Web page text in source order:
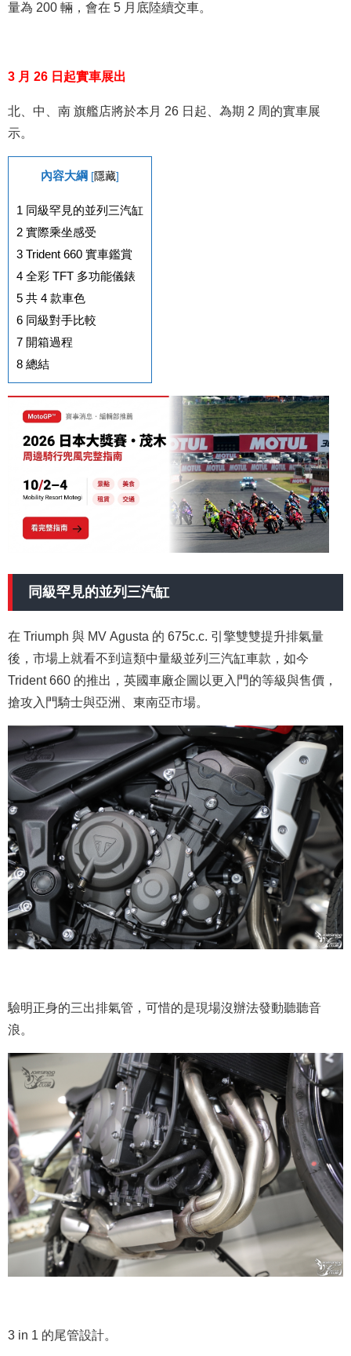
量為 200 輛，會在 5 月底陸續交車。
3 月 26 日起實車展出
北、中、南 旗艦店將於本月 26 日起、為期 2 周的實車展
示。
內容大綱 [隱藏]
1 同級罕見的並列三汽缸
2 實際乘坐感受
3 Trident 660 實車鑑賞
4 全彩 TFT 多功能儀錶
5 共 4 款車色
6 同級對手比較
7 開箱過程
8 總結
同級罕見的並列三汽缸
在 Triumph 與 MV Agusta 的 675c.c. 引擎雙雙提升排氣量
後，市場上就看不到這類中量級並列三汽缸車款，如今
Trident 660 的推出，英國車廠企圖以更入門的等級與售價，
搶攻入門騎士與亞洲、東南亞市場。
驗明正身的三出排氣管，可惜的是現場沒辦法發動聽聽音
浪。
3 in 1 的尾管設計。